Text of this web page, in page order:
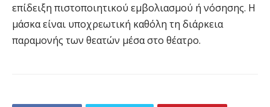
επίδειξη πιστοποιητικού εμβολιασμού ή νόσησης. Η
μάσκα είναι υποχρεωτική καθόλη τη διάρκεια
παραμονής των θεατών μέσα στο θέατρο.